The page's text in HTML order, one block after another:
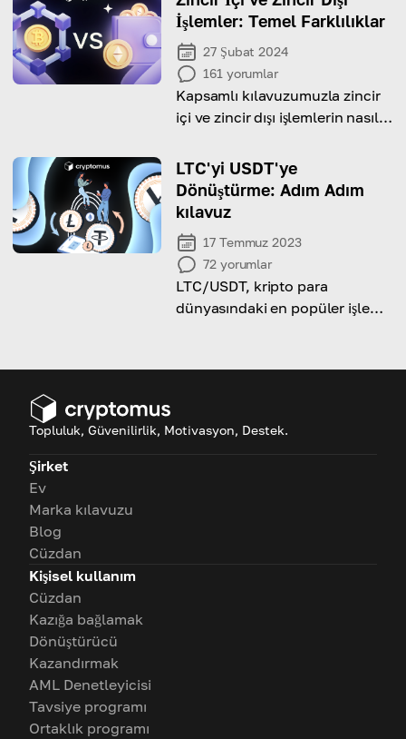
sunmaktadır.
İşlemler: Temel Farklılıklar
27 Şubat 2024
161 yorumlar
Kapsamlı kılavuzumuzla zincir
içi ve zincir dışı işlemlerin nasıl
bunların avantajlarını ve
dezavantajlarını keşfedin
LTC'yi USDT'ye
Dönüştürme: Adım Adım
kılavuz
17 Temmuz 2023
72 yorumlar
LTC/USDT, kripto para
dünyasındaki en popüler işlem
Topluluk, Güvenilirlik, Motivasyon, Destek.
Şirket
Ev
Marka kılavuzu
Blog
Cüzdan
Kişisel kullanım
Cüzdan
Kazığa bağlamak
Dönüştürücü
Kazandırmak
AML Denetleyicisi
Tavsiye programı
Ortaklık programı